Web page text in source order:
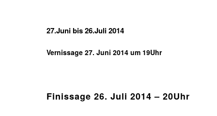
27.Juni bis 26.Juli 2014
Vernissage 27. Juni 2014 um 19Uhr
Finissage 26. Juli 2014 – 20Uhr